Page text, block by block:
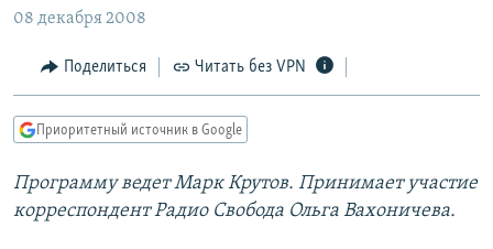
основному
Вернутся
главной
навигации
Вернутся
поиску
ЦИТАТЫ СВОБОДЫ
МНЕНИЯ
IDEL.РЕАЛИИ
КАВКАЗ.РЕАЛИИ
СЕВЕР.РЕАЛИИ
08 декабря 2008
Поделиться Читать без VPN
Приоритетный источник в Google
Программу ведет Марк Крутов. Принимает участие
корреспондент Радио Свобода Ольга Вахоничева.